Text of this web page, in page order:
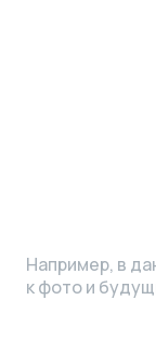
Например, в
к фото и